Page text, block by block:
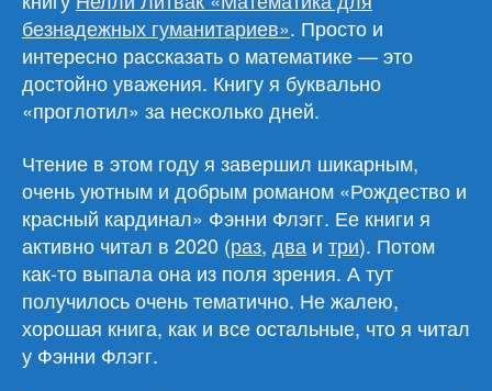
безнадежных гуманитариев». Просто и
интересно рассказать о математике — это
достойно уважения. Книгу я буквально
«проглотил» за несколько дней.
Чтение в этом году я завершил шикарным,
очень уютным и добрым романом «Рождество и
красный кардинал» Фэнни Флэгг. Ее книги я
активно читал в 2020 (раз, два и три). Потом
как-то выпала она из поля зрения. А тут
получилось очень тематично. Не жалею,
хорошая книга, как и все остальные, что я читал
у Фэнни Флэгг.